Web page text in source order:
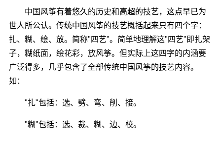
中国风筝有着悠久的历史和高超的技艺，这点早已为
世人所公认。传统中国风筝的技艺概括起来只有四个字：
扎、糊、绘、放。简称"四艺"。简单地理解这"四艺"即扎架
子，糊纸面，绘花彩，放风筝。但实际上这四字的内涵要
广泛得多，几乎包含了全部传统中国风筝的技艺内容。
如：
"扎"包括：选、劈、弯、削、接。
"糊"包括：选、裁、糊、边、校。